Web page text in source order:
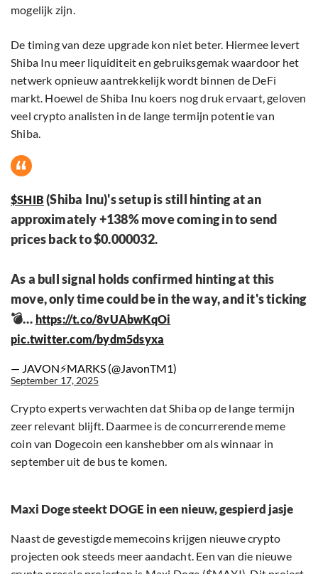
mogelijk zijn.
De timing van deze upgrade kon niet beter. Hiermee levert
Shiba Inu meer liquiditeit en gebruiksgemak waardoor het
netwerk opnieuw aantrekkelijk wordt binnen de DeFi
markt. Hoewel de Shiba Inu koers nog druk ervaart, geloven
veel crypto analisten in de lange termijn potentie van
Shiba.
$SHIB (Shiba Inu)'s setup is still hinting at an
approximately +138% move coming in to send
prices back to $0.000032.
As a bull signal holds confirmed hinting at this
move, only time could be in the way, and it's ticking
💣… https://t.co/8vUAbwKqOi
pic.twitter.com/bydm5dsyxa
— JAVON⚡️MARKS (@JavonTM1)
September 17, 2025
Crypto experts verwachten dat Shiba op de lange termijn
zeer relevant blijft. Daarmee is de concurrerende meme
coin van Dogecoin een kanshebber om als winnaar in
september uit de bus te komen.
Maxi Doge steekt DOGE in een nieuw, gespierd jasje
Naast de gevestigde memecoins krijgen nieuwe crypto
projecten ook steeds meer aandacht. Een van die nieuwe